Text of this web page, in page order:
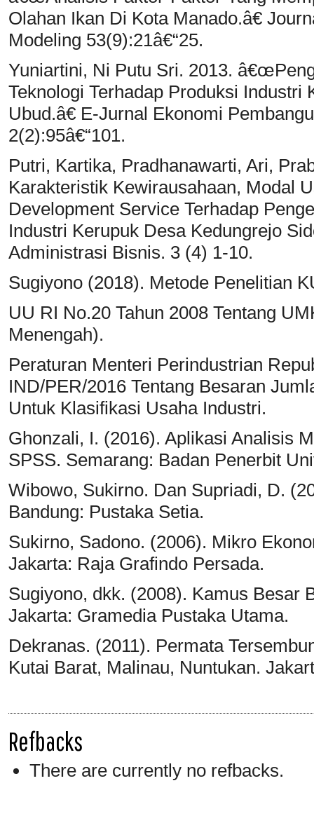
Olahan Ikan Di Kota Manado.â€
Modeling 53(9):21â€“25.
Yuniartini, Ni Putu Sri. 2013.
Teknologi Terhadap Produksi
Ubud.â€ E-Jurnal Ekonomi
2(2):95â€“101.
Putri, Kartika, Pradhanawarti, Ari,
Karakteristik Kewirausahaan, Modal
Development Service Terhadap
Industri Kerupuk Desa Kedungrejo
Administrasi Bisnis. 3 (4) 1-10.
Sugiyono (2018). Metode Penelitian
UU RI No.20 Tahun 2008 Tentang
Menengah).
Peraturan Menteri Perindustrian
IND/PER/2016 Tentang Besaran
Untuk Klasifikasi Usaha Industri.
Ghonzali, I. (2016). Aplikasi Analisis
SPSS. Semarang: Badan Penerbit
Wibowo, Sukirno. Dan Supriadi, D.
Bandung: Pustaka Setia.
Sukirno, Sadono. (2006). Mikro
Jakarta: Raja Grafindo Persada.
Sugiyono, dkk. (2008). Kamus Besar
Jakarta: Gramedia Pustaka Utama.
Dekranas. (2011). Permata
Kutai Barat, Malinau, Nuntukan.
Refbacks
There are currently no refbacks.